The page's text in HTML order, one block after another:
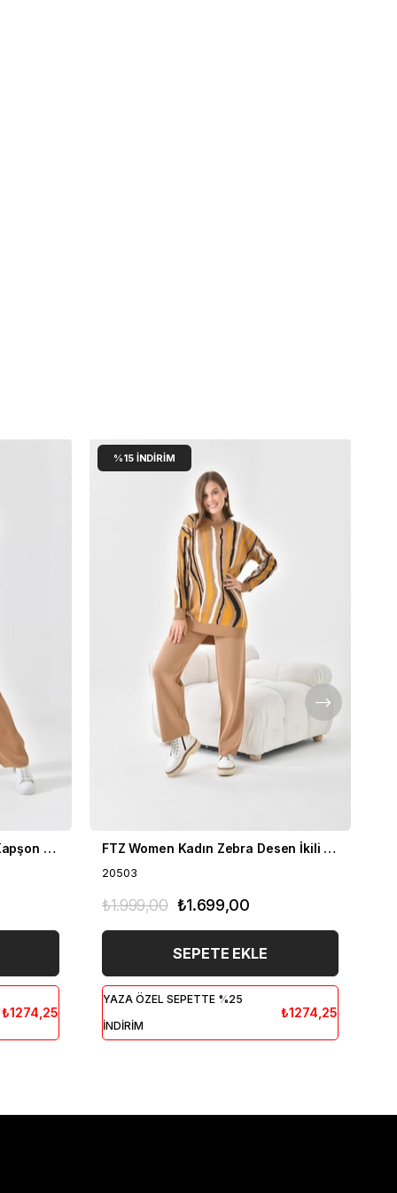
FTZ Women Kadın Fermuar Kapşon Detay İkili Takım Bisküvi 21-6038
₺1274,25
FTZ Women Kadın Zebra Desen İkili Takım Bisküvi 20503
20503
₺1.699,00
₺1.999,00
SEPETE EKLE
YAZA ÖZEL SEPETTE %25
İNDİRİM
₺1274,25
%15 İNDIRIM